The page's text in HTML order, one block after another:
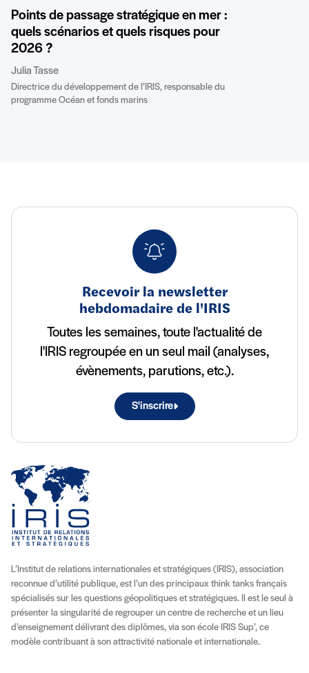
Points de passage stratégique en mer :
quels scénarios et quels risques pour
2026 ?
Julia Tasse
Directrice du développement de l’IRIS, responsable du
programme Océan et fonds marins
Recevoir la newsletter
hebdomadaire de l'IRIS
Toutes les semaines, toute l'actualité de
l'IRIS regroupée en un seul mail (analyses,
évènements, parutions, etc.).
S'inscrire
L’Institut de relations internationales et stratégiques (IRIS), association
reconnue d’utilité publique, est l’un des principaux think tanks français
spécialisés sur les questions géopolitiques et stratégiques. Il est le seul à
présenter la singularité de regrouper un centre de recherche et un lieu
d’enseignement délivrant des diplômes, via son école IRIS Sup’, ce
modèle contribuant à son attractivité nationale et internationale.